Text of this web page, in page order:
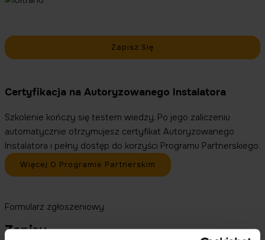
Zapisz Się
Certyfikacja na Autoryzowanego Instalatora
Szkolenie kończy się testem wiedzy. Po jego zaliczeniu
automatycznie otrzymujesz certyfikat Autoryzowanego
Instalatora i pełny dostęp do korzyści Programu Partnerskiego.
Więcej O Programie Partnerskim
Formularz zgłoszeniowy
Zapisy